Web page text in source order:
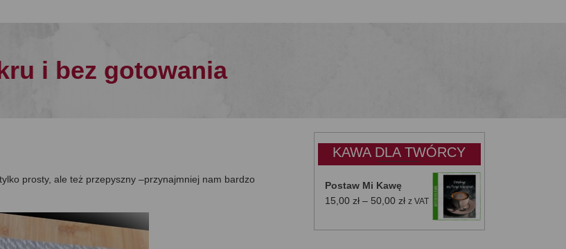
i bez gotowania
prosty, ale też przepyszny –przynajmniej nam bardzo
KAWA DLA TWÓRCY
Postaw Mi Kawę
15,00 zł – 50,00 złZakres
od
z VAT